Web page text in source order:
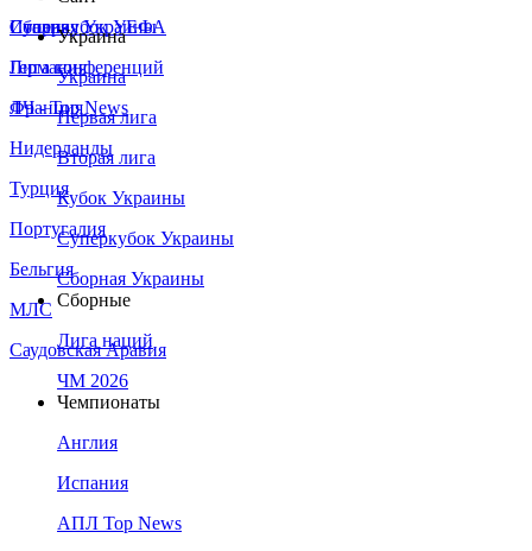
Сборная Украины
Италия
Германия
Франция
Нидерланды
Турция
Португалия
Бельгия
МЛС
Саудовская Аравия
Суперкубок УЕФА
Лига конференций
ЛЧ - Top News
Украина
Украина
Первая лига
Вторая лига
Кубок Украины
Суперкубок Украины
Сборная Украины
Сборные
Лига наций
ЧМ 2026
Чемпионаты
Англия
Испания
АПЛ Top News